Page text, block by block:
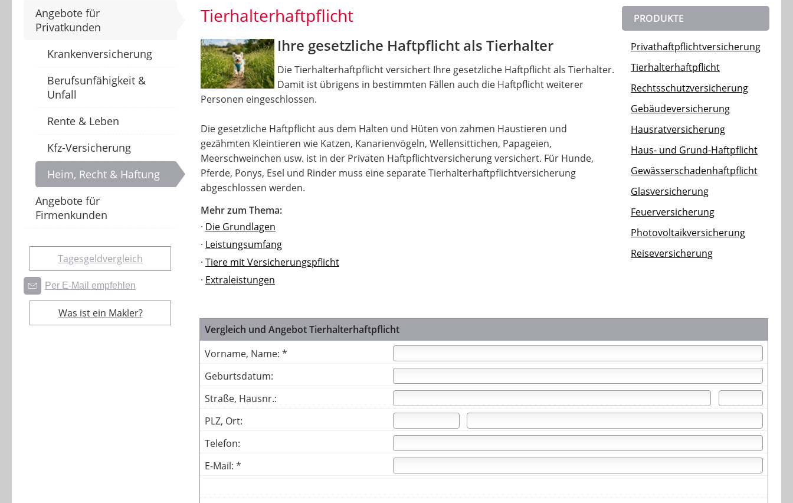
Angebote für
Privatkunden
Krankenversicherung
Berufsunfähigkeit &
Unfall
Rente & Leben
Kfz-Versicherung
Heim, Recht & Haftung
Angebote für
Firmenkunden
Tagesgeldvergleich
Per E-Mail empfehlen
Was ist ein Makler?
PRODUKTE
Privathaftpflichtversicherung
Tierhalterhaftpflicht
Rechtsschutzversicherung
Gebäudeversicherung
Hausratversicherung
Haus- und Grund-Haftpflicht
Gewässerschadenhaftpflicht
Glasversicherung
Feuerversicherung
Photovoltaikversicherung
Reiseversicherung
Tierhalterhaftpflicht
Ihre gesetzliche Haftpflicht als Tierhalter
Die Tierhalterhaftpflicht versichert Ihre gesetzliche Haftpflicht als Tierhalter.
Damit ist übrigens in bestimmten Fällen auch die Haftpflicht weiterer
Personen eingeschlossen.
Die gesetzliche Haftpflicht aus dem Halten und Hüten von zahmen Haustieren und
gezähmten Kleintieren wie Katzen, Kanarienvögeln, Wellensittichen, Papageien,
Meerschweinchen usw. ist in der Privaten Haftpflichtversicherung versichert. Für Hunde,
Pferde, Ponys, Esel und Rinder muss eine separate Tierhalterhaftpflichtversicherung
abgeschlossen werden.
Mehr zum Thema:
· Die Grundlagen
· Leistungsumfang
· Tiere mit Versicherungspflicht
· Extraleistungen
Vergleich und Angebot Tierhalterhaftpflicht
Vorname, Name: *
Geburtsdatum:
Straße, Hausnr.:
PLZ, Ort:
Telefon:
E-Mail: *